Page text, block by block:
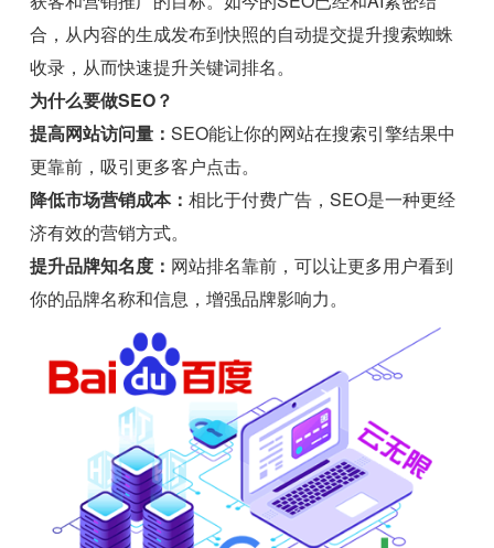
合，从内容的生成发布到快照的自动提交提升搜索蜘蛛
收录，从而快速提升关键词排名。
为什么要做SEO？
提高网站访问量：SEO能让你的网站在搜索引擎结果中
更靠前，吸引更多客户点击。
降低市场营销成本：相比于付费广告，SEO是一种更经
济有效的营销方式。
提升品牌知名度： 网站排名靠前，可以让更多用户看到
你的品牌名称和信息，增强品牌影响力。